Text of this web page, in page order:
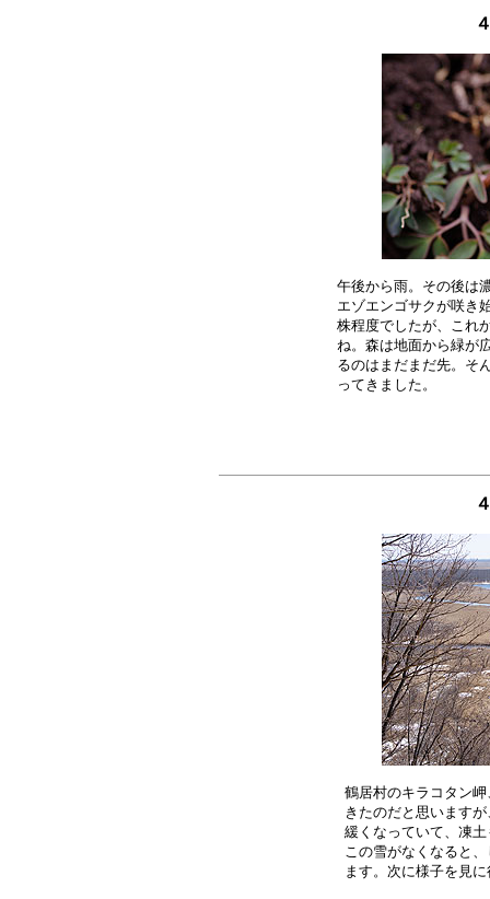
午後から雨。その後は
エゾエンゴサクが咲き
株程度でしたが、これ
ね。森は地面から緑が
るのはまだまだ先。そ
鶴居村のキラコタン
きたのだと思います
緩くなっていて、凍
この雪がなくなると